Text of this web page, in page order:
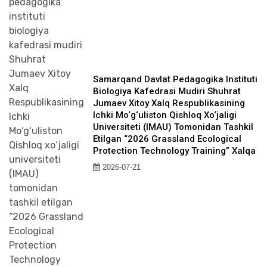
Samarqand Davlat Pedagogika Instituti
Biologiya Kafedrasi Mudiri Shuhrat
Jumaev Xitoy Xalq Respublikasining
Ichki Mo‘g‘uliston Qishloq Xo‘jaligi
Universiteti (IMAU) Tomonidan Tashkil
Etilgan “2026 Grassland Ecological
Protection Technology Training” Xalqa
2026-07-21